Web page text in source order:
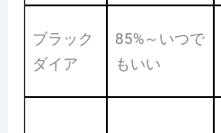
ブラック
ダイア
85%～いつで
もいい